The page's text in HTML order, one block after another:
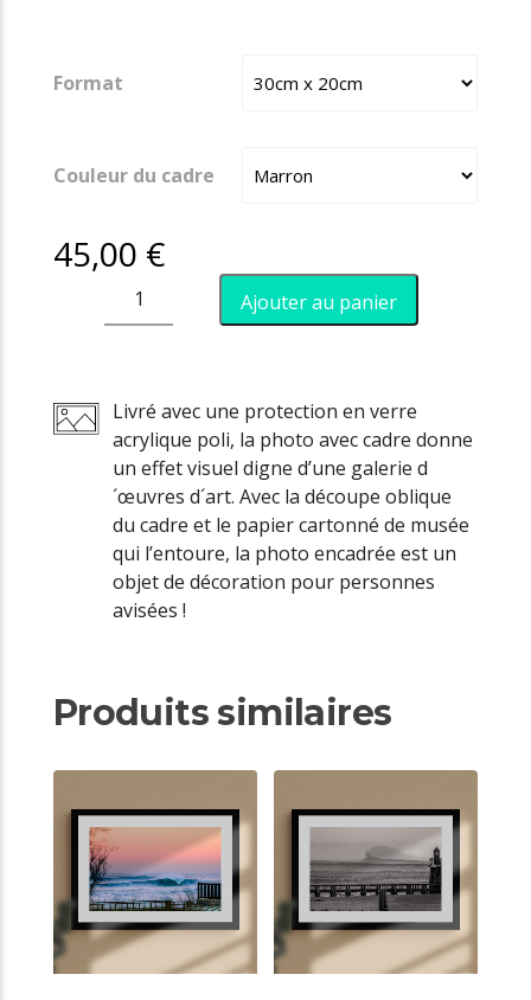
Format
Couleur du cadre
45,00 €
quantité
Ajouter au panier
Livré avec une protection en verre
acrylique poli, la photo avec cadre donne
un effet visuel digne d’une galerie d
´œuvres d´art. Avec la découpe oblique
du cadre et le papier cartonné de musée
qui l’entoure, la photo encadrée est un
objet de décoration pour personnes
avisées !
Produits similaires